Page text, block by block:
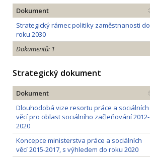
Dokument
Strategický rámec politiky zaměstnanosti do
roku 2030
Dokumentů: 1
Strategický dokument
Dokument
Dlouhodobá vize resortu práce a sociálních
věcí pro oblast sociálního začleňování 2012-
2020
Koncepce ministerstva práce a sociálních
věcí 2015-2017, s výhledem do roku 2020